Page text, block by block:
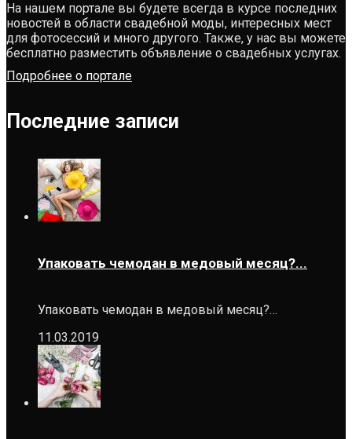
На нашем портале вы будете всегда в курсе последних
новостей в области свадебной моды, интересных мест
для фотосессий и много другого. Также, у нас вы можете
бесплатно разместить объявление о свадебных услугах.
Подробнее о портале
Последние записи
Упаковать чемодан в медовый месяц?...
Упаковать чемодан в медовый месяц?…
11.03.2019